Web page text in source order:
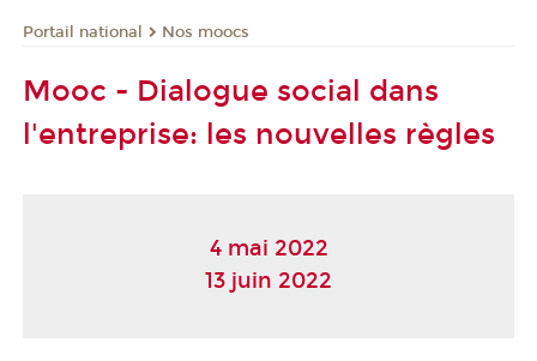
Portail national Nos moocs
Mooc - Dialogue social dans
l'entreprise: les nouvelles règles
4 mai 2022
13 juin 2022